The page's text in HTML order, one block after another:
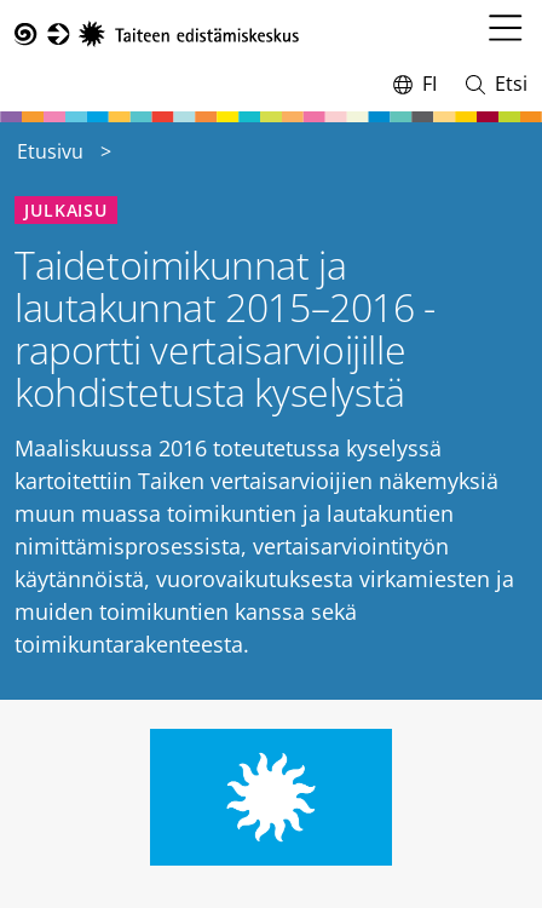
pääsisältöön
valikko
Vaihda
kieltä,
FI
Avaa
ja
Etsi
Etusivu
JULKAISU
Taidetoimikunnat ja
lautakunnat 2015–2016 -
raportti vertaisarvioijille
kohdistetusta kyselystä
Maaliskuussa 2016 toteutetussa kyselyssä
kartoitettiin Taiken vertaisarvioijien näkemyksiä
muun muassa toimikuntien ja lautakuntien
nimittämisprosessista, vertaisarviointityön
käytännöistä, vuorovaikutuksesta virkamiesten ja
muiden toimikuntien kanssa sekä
toimikuntarakenteesta.